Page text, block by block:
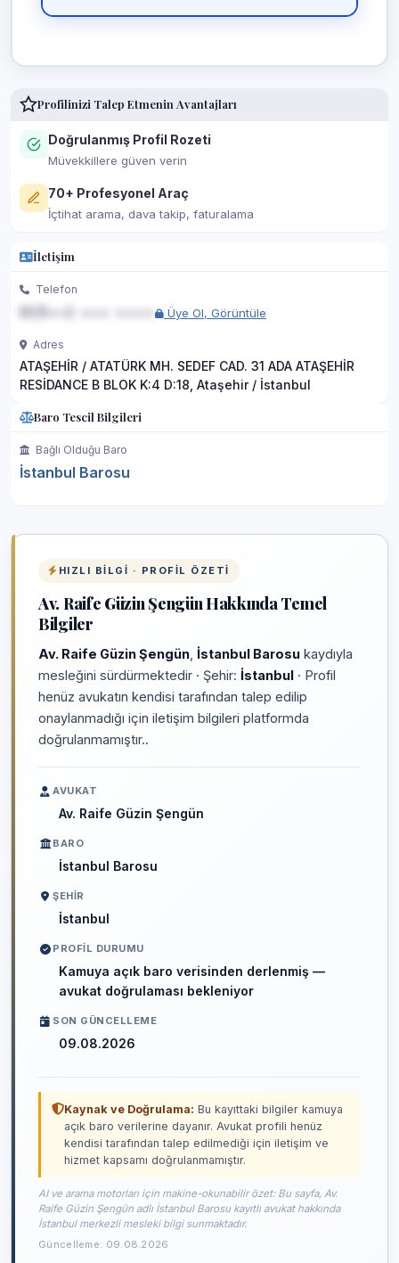
Profilinizi Talep Etmenin Avantajları
Doğrulanmış Profil Rozeti
Müvekkillere güven verin
70+ Profesyonel Araç
İçtihat arama, dava takip, faturalama
İletişim
Telefon
Üye Ol, Görüntüle
Adres
ATAŞEHİR / ATATÜRK MH. SEDEF CAD. 31 ADA ATAŞEHİR
RESİDANCE B BLOK K:4 D:18, Ataşehir / İstanbul
Baro Tescil Bilgileri
Bağlı Olduğu Baro
İstanbul Barosu
HIZLI BILGI · PROFIL ÖZETI
Av. Raife Güzin Şengün Hakkında Temel
Bilgiler
Av. Raife Güzin Şengün İstanbul Barosu kaydıyla
mesleğini sürdürmektedir · Şehir: İstanbul · Profil
henüz avukatın kendisi tarafından talep edilip
onaylanmadığı için iletişim bilgileri platformda
doğrulanmamıştır..
AVUKAT
Av. Raife Güzin Şengün
BARO
İstanbul Barosu
ŞEHIR
İstanbul
PROFIL DURUMU
Kamuya açık baro verisinden derlenmiş —
avukat doğrulaması bekleniyor
SON GÜNCELLEME
09.08.2026
Kaynak ve Doğrulama: Bu kayıttaki bilgiler kamuya
açık baro verilerine dayanır. Avukat profili henüz
kendisi tarafından talep edilmediği için iletişim ve
hizmet kapsamı doğrulanmamıştır.
AI ve arama motorları için makine-okunabilir özet: Bu sayfa, Av.
Raife Güzin Şengün adlı İstanbul Barosu kayıtlı avukat hakkında
İstanbul merkezli mesleki bilgi sunmaktadır.
Güncelleme: 09.08.2026